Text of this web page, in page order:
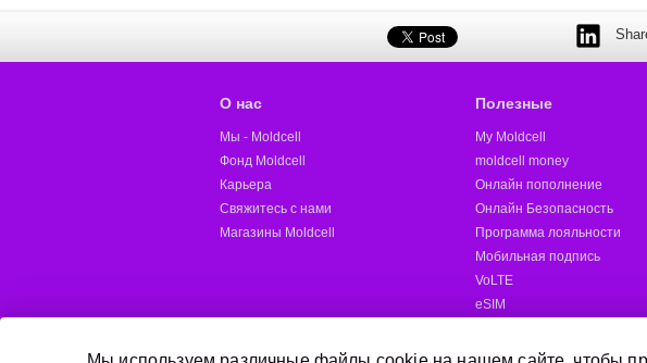
О нас
Мы - Moldcell
Фонд Moldcell
Карьера
Свяжитесь с нами
Магазины Moldcell
Полезные
My Moldcell
moldcell money
Онлайн пополнение
Онлайн Безопасность
Программа лояльности
Мобильная подпись
VoLTE
eSIM